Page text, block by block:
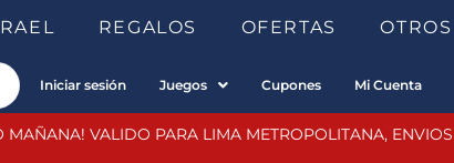
REGALOS OFERTAS
Iniciar sesión Juegos Cupones Mi Cuenta
MAÑANA! VALIDO PARA LIMA METROPOLITANA,